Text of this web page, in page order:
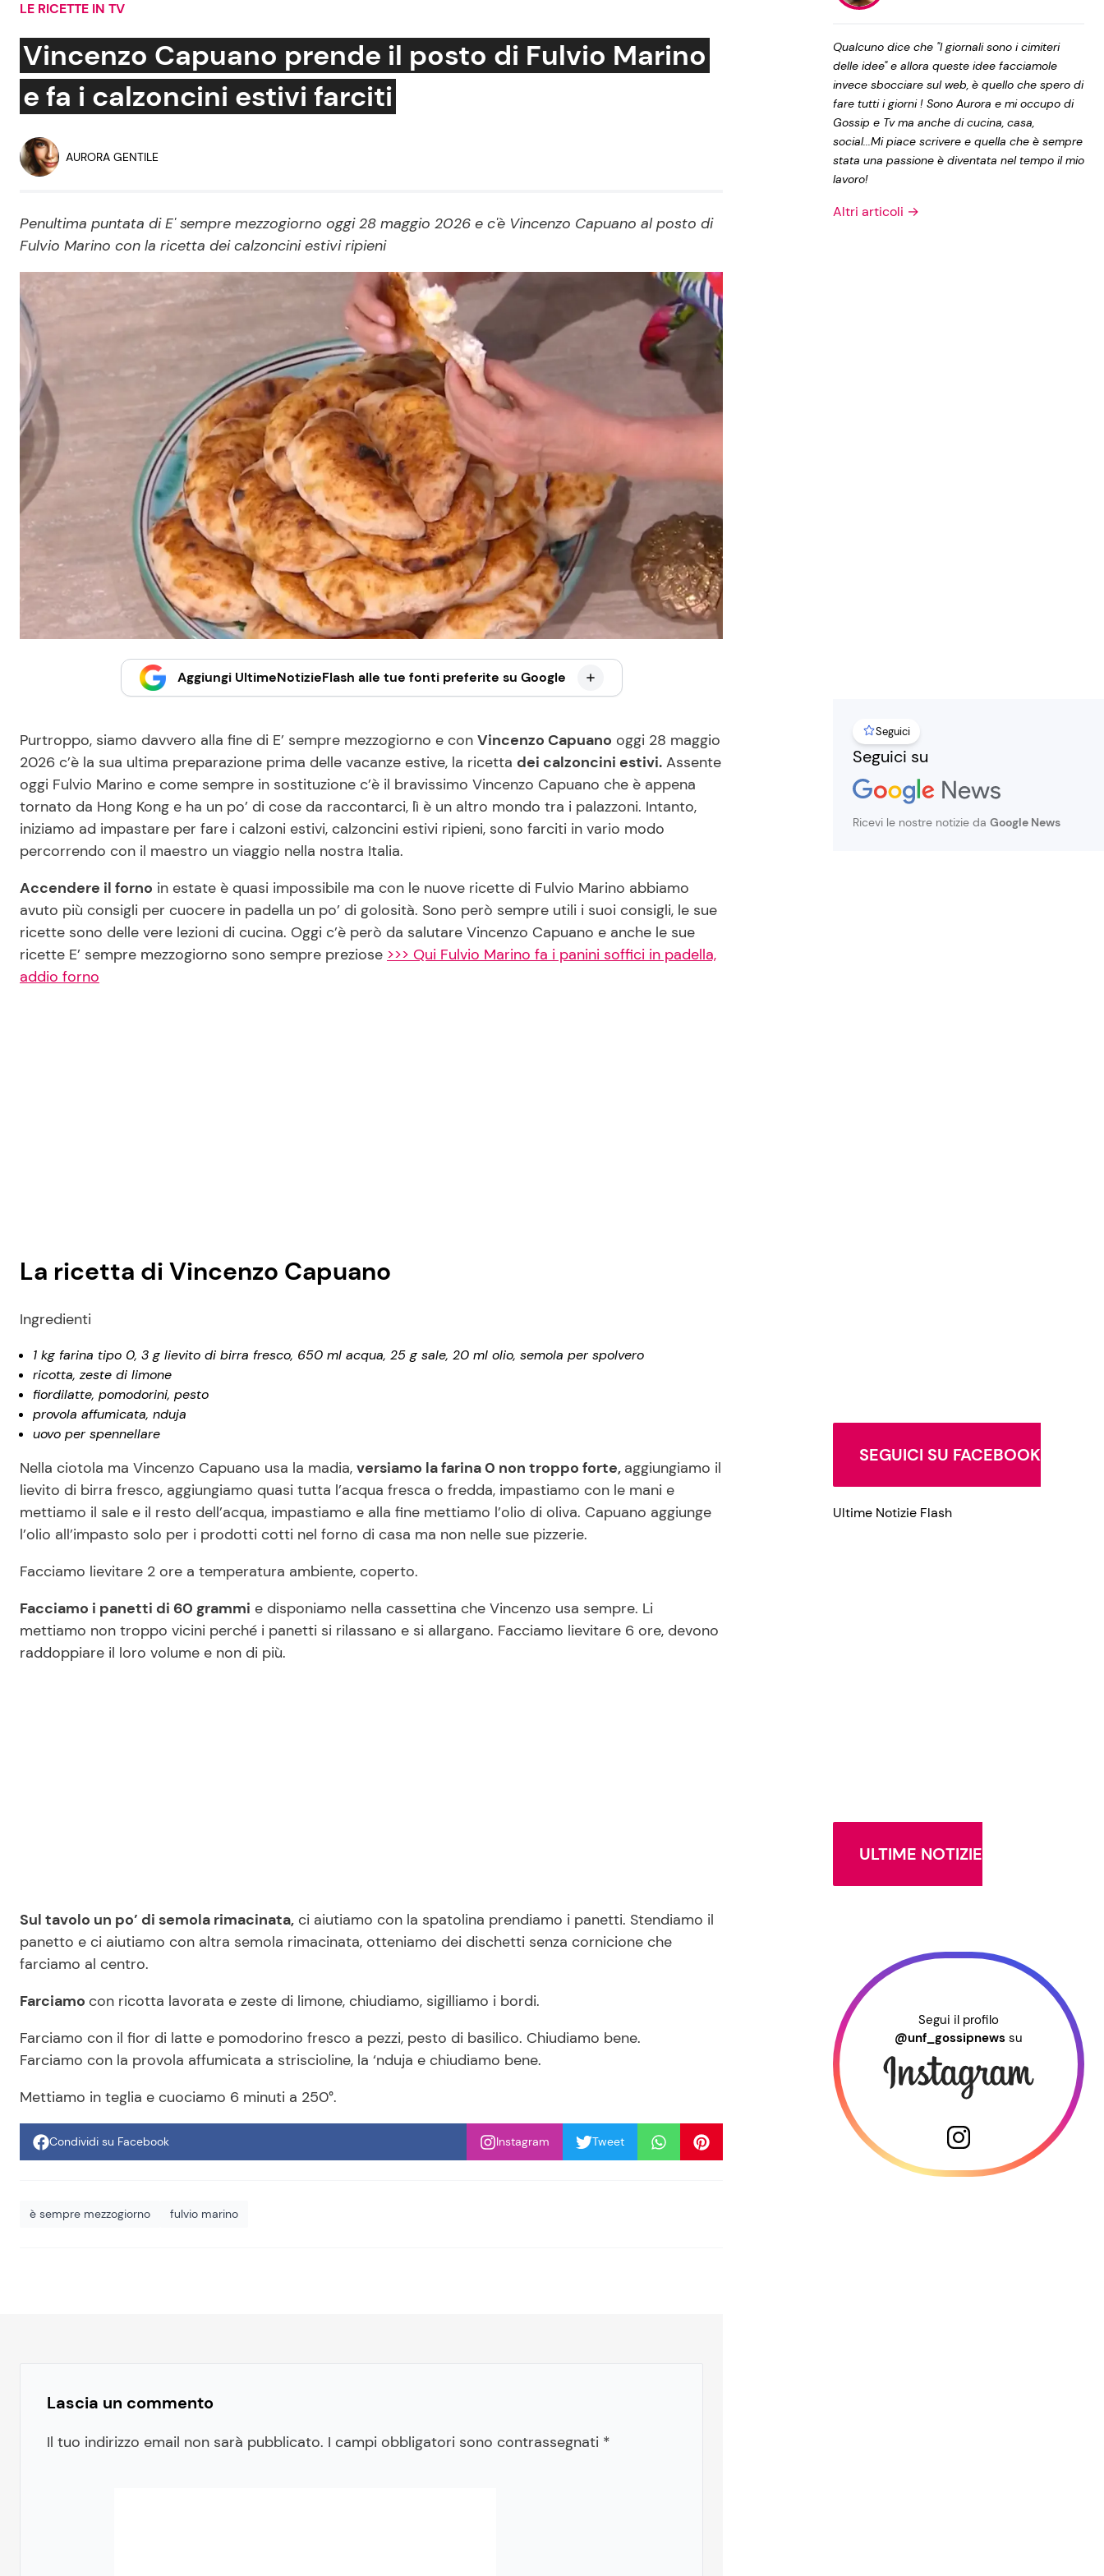
Social News
News dal mondo
Benessere
Mondo Mamma
News benessere
Salute
Viaggi e Turismo
Le Ricette in TV
Ricette Facili e Veloci
Ricette Feste
Ricette per Bambini
Privacy Policy
LE RICETTE IN TV
Vincenzo Capuano prende il posto di Fulvio Marino
e fa i calzoncini estivi farciti
AURORA GENTILE
Penultima puntata di E' sempre mezzogiorno oggi 28 maggio 2026 e c'è Vincenzo Capuano al posto di
Fulvio Marino con la ricetta dei calzoncini estivi ripieni
Aggiungi UltimeNotizieFlash alle tue fonti preferite su Google
Purtroppo, siamo davvero alla fine di E’ sempre mezzogiorno e con Vincenzo Capuano oggi 28 maggio
2026 c’è la sua ultima preparazione prima delle vacanze estive, la ricetta dei calzoncini estivi. Assente
oggi Fulvio Marino e come sempre in sostituzione c’è il bravissimo Vincenzo Capuano che è appena
tornato da Hong Kong e ha un po’ di cose da raccontarci, lì è un altro mondo tra i palazzoni. Intanto,
iniziamo ad impastare per fare i calzoni estivi, calzoncini estivi ripieni, sono farciti in vario modo
percorrendo con il maestro un viaggio nella nostra Italia.
Accendere il forno in estate è quasi impossibile ma con le nuove ricette di Fulvio Marino abbiamo
avuto più consigli per cuocere in padella un po’ di golosità. Sono però sempre utili i suoi consigli, le sue
ricette sono delle vere lezioni di cucina. Oggi c’è però da salutare Vincenzo Capuano e anche le sue
ricette E’ sempre mezzogiorno sono sempre preziose >>> Qui Fulvio Marino fa i panini soffici in padella,
addio forno
La ricetta di Vincenzo Capuano
Ingredienti
1 kg farina tipo 0, 3 g lievito di birra fresco, 650 ml acqua, 25 g sale, 20 ml olio, semola per spolvero
ricotta, zeste di limone
fiordilatte, pomodorini, pesto
provola affumicata, nduja
uovo per spennellare
Nella ciotola ma Vincenzo Capuano usa la madia, versiamo la farina 0 non troppo forte, aggiungiamo il
lievito di birra fresco, aggiungiamo quasi tutta l’acqua fresca o fredda, impastiamo con le mani e
mettiamo il sale e il resto dell’acqua, impastiamo e alla fine mettiamo l’olio di oliva. Capuano aggiunge
l’olio all’impasto solo per i prodotti cotti nel forno di casa ma non nelle sue pizzerie.
Facciamo lievitare 2 ore a temperatura ambiente, coperto.
Facciamo i panetti di 60 grammi e disponiamo nella cassettina che Vincenzo usa sempre. Li
mettiamo non troppo vicini perché i panetti si rilassano e si allargano. Facciamo lievitare 6 ore, devono
raddoppiare il loro volume e non di più.
Sul tavolo un po’ di semola rimacinata, ci aiutiamo con la spatolina prendiamo i panetti. Stendiamo il
panetto e ci aiutiamo con altra semola rimacinata, otteniamo dei dischetti senza cornicione che
farciamo al centro.
Farciamo con ricotta lavorata e zeste di limone, chiudiamo, sigilliamo i bordi.
Farciamo con il fior di latte e pomodorino fresco a pezzi, pesto di basilico. Chiudiamo bene.
Farciamo con la provola affumicata a striscioline, la ‘nduja e chiudiamo bene.
Mettiamo in teglia e cuociamo 6 minuti a 250°.
Condividi su Facebook Instagram Tweet
è sempre mezzogiorno fulvio marino
Lascia un commento
Il tuo indirizzo email non sarà pubblicato. I campi obbligatori sono contrassegnati *
Qualcuno dice che "I giornali sono i cimiteri
delle idee" e allora queste idee facciamole
invece sbocciare sul web, è quello che spero di
fare tutti i giorni ! Sono Aurora e mi occupo di
Gossip e Tv ma anche di cucina, casa,
social...Mi piace scrivere e quella che è sempre
stata una passione è diventata nel tempo il mio
lavoro!
Altri articoli →
Seguici
Seguici su
Ricevi le nostre notizie da Google News
SEGUICI SU FACEBOOK
Ultime Notizie Flash
ULTIME NOTIZIE
Segui il profilo
@unf_gossipnews su